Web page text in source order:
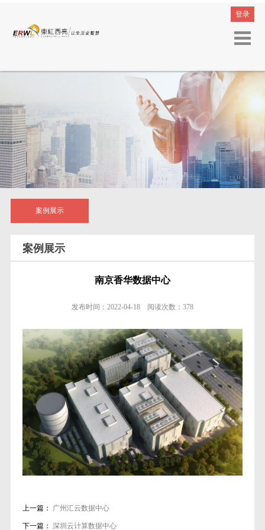
登录
案例展示
案例展示
南京香华数据中心
发布时间： 2022-04-18 阅读次数： 378
上一篇： 广州汇云数据中心
下一篇： 深圳云计算数据中心